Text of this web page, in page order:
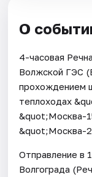
О
4-часовая
Волжской ГЭС
прохождением
теплоходах
&quot;Москва-
&quot;Москва-
Отправление в
Волгограда